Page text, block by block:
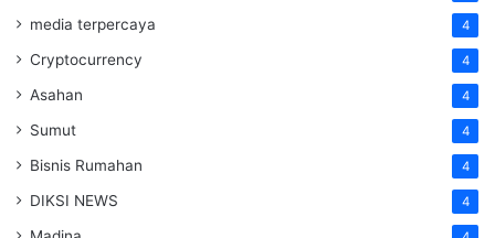
media terpercaya 4
Cryptocurrency 4
Asahan 4
Sumut 4
Bisnis Rumahan 4
DIKSI NEWS 4